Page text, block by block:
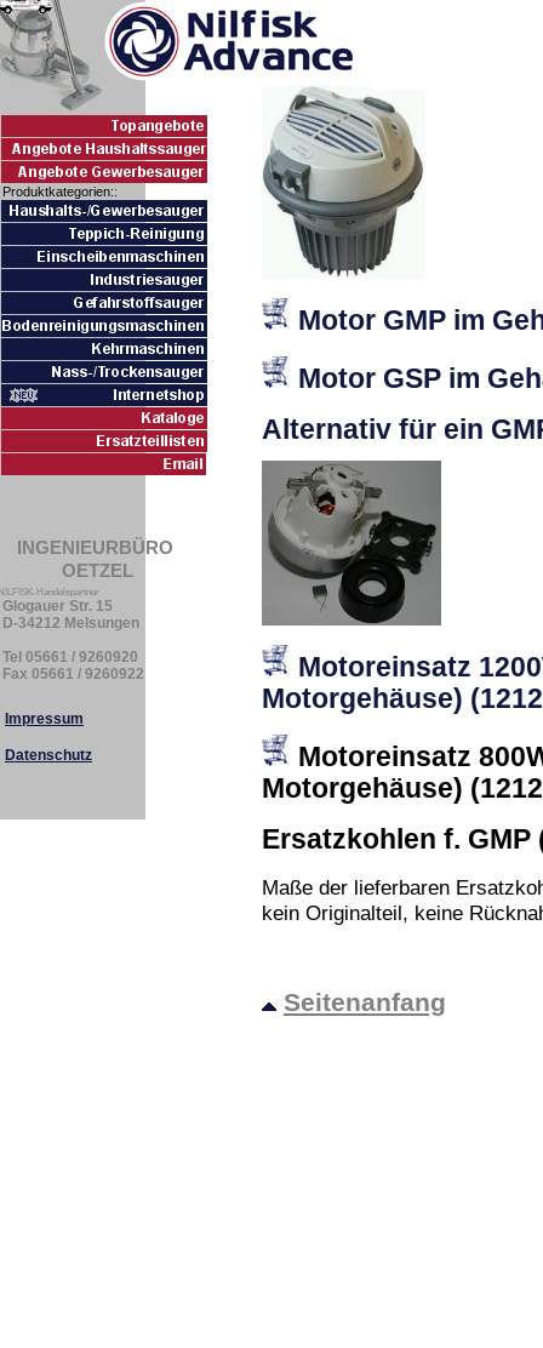
Produktkategorien::
INGENIEURBÜ
OETZEL
RO
-Handel spartner
Str. 15
34212 Melsungen
Tel 05661 / 9260920
Fax 05661 / 9260922
Impressum
Datenschutz
Motor GMP im
Motor GSP im
Alternativ für ein
Motoreinsatz
Motorgehäuse)
Motoreinsatz 800
Motorgehäuse)
Ersatzkohlen f.
Maße der lieferbaren
kein Originalteil, keine
Seitenanfang